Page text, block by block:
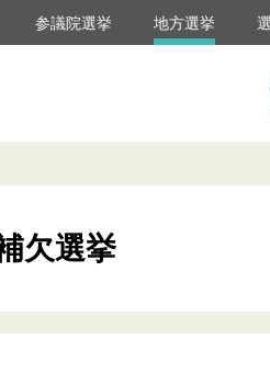
参議院選挙 地方選挙
欠選挙